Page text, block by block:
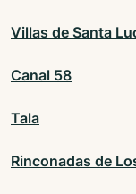
Villas de Santa
Canal 58
Tala
Rinconadas de